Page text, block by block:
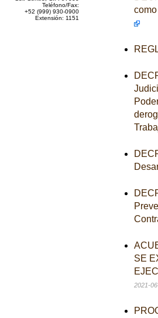
Teléfono/Fax:
+52 (999) 930-0900
Extensión: 1151
SE
2021-